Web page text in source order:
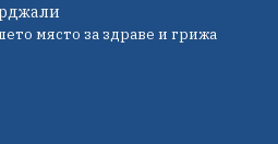
място за здраве и грижа